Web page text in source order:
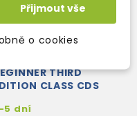
THIRD
CLASS CDS
5 dní
Přijmout vše
o cookies